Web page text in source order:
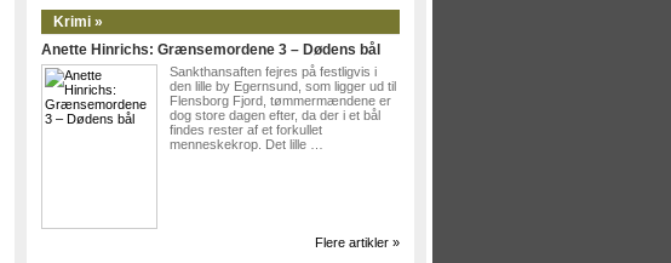
Krimi »
Anette Hinrichs: Grænsemordene 3 – Dødens bål
Sankthansaften fejres på festligvis i
den lille by Egernsund, som ligger ud til
Flensborg Fjord, tømmermændene er
dog store dagen efter, da der i et bål
findes rester af et forkullet
menneskekrop. Det lille …
Flere artikler »